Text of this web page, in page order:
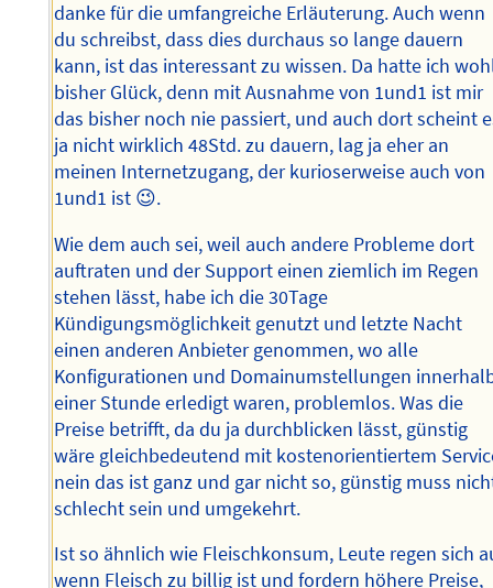
danke für die umfangreiche Erläuterung. Auch wenn
du schreibst, dass dies durchaus so lange dauern
kann, ist das interessant zu wissen. Da hatte ich
bisher Glück, denn mit Ausnahme von 1und1 ist mir
das bisher noch nie passiert, und auch dort scheint
ja nicht wirklich 48Std. zu dauern, lag ja eher an
meinen Internetzugang, der kurioserweise auch von
1und1 ist 😉.
Wie dem auch sei, weil auch andere Probleme dort
auftraten und der Support einen ziemlich im Regen
stehen lässt, habe ich die 30Tage
Kündigungsmöglichkeit genutzt und letzte Nacht
einen anderen Anbieter genommen, wo alle
Konfigurationen und Domainumstellungen
einer Stunde erledigt waren, problemlos. Was die
Preise betrifft, da du ja durchblicken lässt, günstig
wäre gleichbedeutend mit kostenorientiertem
nein das ist ganz und gar nicht so, günstig muss
schlecht sein und umgekehrt.
Ist so ähnlich wie Fleischkonsum, Leute regen sich
wenn Fleisch zu billig ist und fordern höhere Preise,